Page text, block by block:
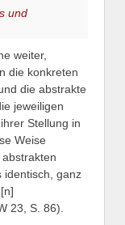
und
weiter,
die konkreten
die abstrakte
jeweiligen
Stellung in
Weise
identisch, ganz
23, S. 86).